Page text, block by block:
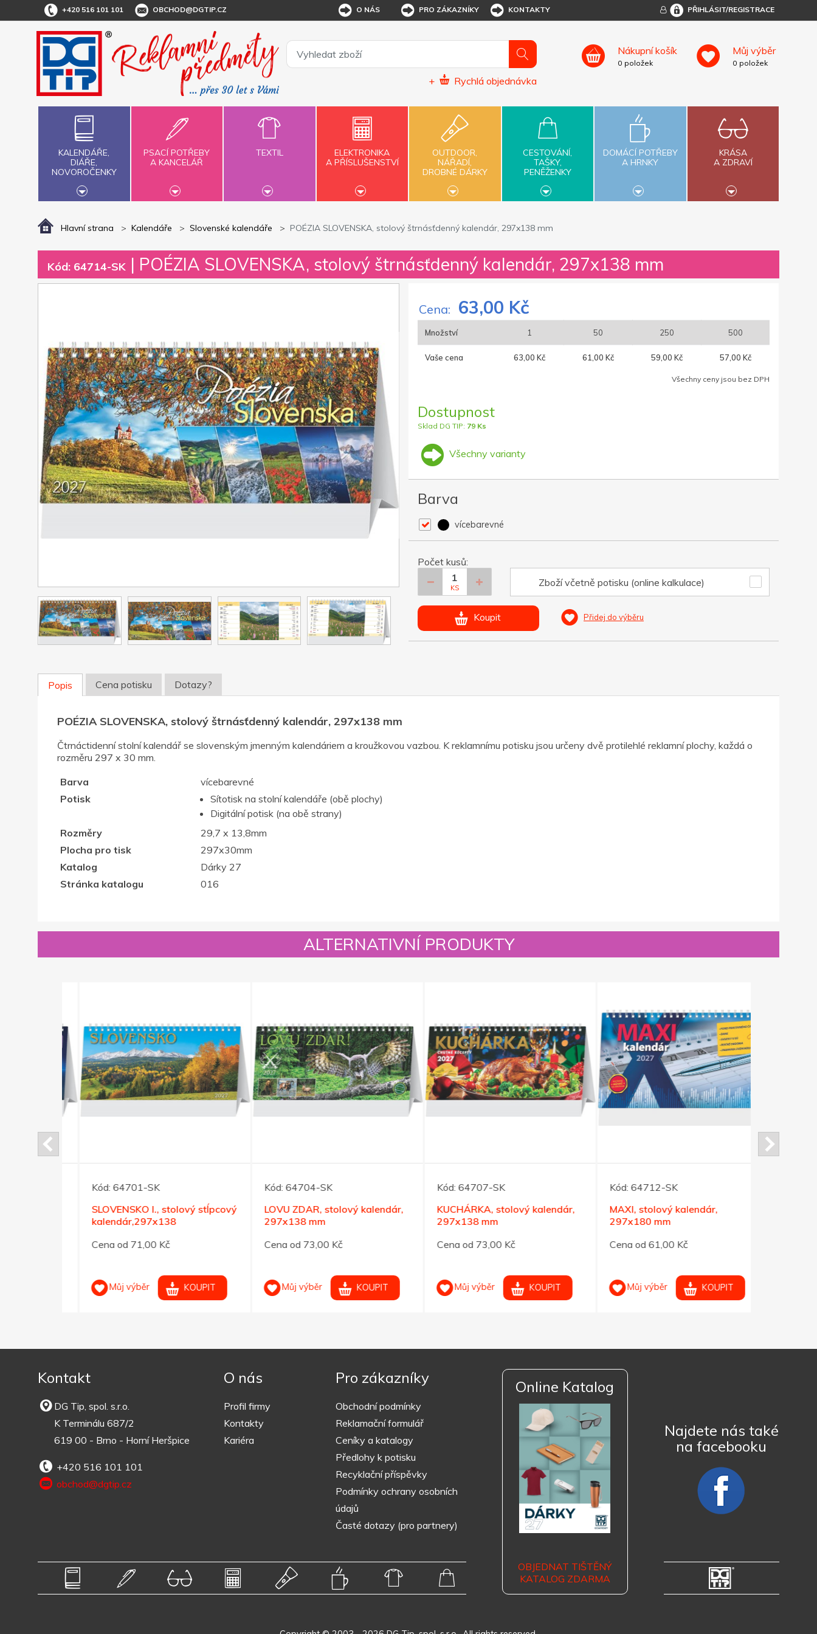
+420 516 101 101 OBCHOD@DGTIP.CZ O NÁS PRO ZÁKAZNÍKY KONTAKTY PŘIHLÁSIT/REGISTRACE
+ Rychlá objednávka
Nákupní košík
0 položek
Můj výběr
0 položek
KALENDÁŘE,
DIÁŘE,
NOVOROČENKY
PSACÍ POTŘEBY
A KANCELÁŘ
TEXTIL
ELEKTRONIKA
A PŘÍSLUŠENSTVÍ
OUTDOOR,
NÁŘADÍ,
DROBNÉ DÁRKY
CESTOVÁNÍ,
TAŠKY,
PENĚŽENKY
DOMÁCÍ POTŘEBY
A HRNKY
KRÁSA
A ZDRAVÍ
Hlavní strana Kalendáře Slovenské kalendáře POÉZIA SLOVENSKA, stolový štrnásťdenný kalendár, 297x138 mm
Kód: 64714-SK | POÉZIA SLOVENSKA, stolový štrnásťdenný kalendár, 297x138 mm
Cena: 63,00 Kč
Množství 1 50 250 500
Vaše cena 63,00 Kč 61,00 Kč 59,00 Kč 57,00 Kč
Všechny ceny jsou bez DPH
Dostupnost
Sklad DG TIP: 79 Ks
Všechny varianty
Barva
vícebarevné
Počet kusů:
KS Zboží včetně potisku (online kalkulace)
Koupit Přidej do výběru
Popis Cena potisku Dotazy?
POÉZIA SLOVENSKA, stolový štrnásťdenný kalendár, 297x138 mm
Čtrnáctidenní stolní kalendář se slovenským jmenným kalendáriem a kroužkovou vazbou. K reklamnímu potisku jsou určeny dvě protilehlé reklamní plochy, každá o
rozměru 297 x 30 mm.
Barva
vícebarevné
Potisk
Sítotisk na stolní kalendáře (obě plochy)
Digitální potisk (na obě strany)
Rozměry
29,7 x 13,8mm
Plocha pro tisk
297x30mm
Katalog
Dárky 27
Stránka katalogu
016
ALTERNATIVNÍ PRODUKTY
Kód:64701-SK
SLOVENSKO I., stolový stĺpcový
kalendár,297x138
Cena od 71,00 Kč
Můj výběr KOUPIT
Kód:64704-SK
LOVU ZDAR, stolový kalendár,
297x138 mm
Cena od 73,00 Kč
Můj výběr KOUPIT
Kód:64707-SK
KUCHÁRKA, stolový kalendár,
297x138 mm
Cena od 73,00 Kč
Můj výběr KOUPIT
Kód:64712-SK
MAXI, stolový kalendár,
297x180 mm
Cena od 61,00 Kč
Můj výběr KOUPIT
Kontakt
DG Tip, spol. s.r.o.
K Terminálu 687/2
619 00 - Brno - Horní Heršpice
+420 516 101 101
obchod@dgtip.cz
O nás
Profil firmy
Kontakty
Kariéra
Pro zákazníky
Obchodní podmínky
Reklamační formulář
Ceníky a katalogy
Předlohy k potisku
Recyklační příspěvky
Podmínky ochrany osobních
údajů
Časté dotazy (pro partnery)
Online Katalog
OBJEDNAT TIŠTĚNÝ
KATALOG ZDARMA
Najdete nás také
na facebooku